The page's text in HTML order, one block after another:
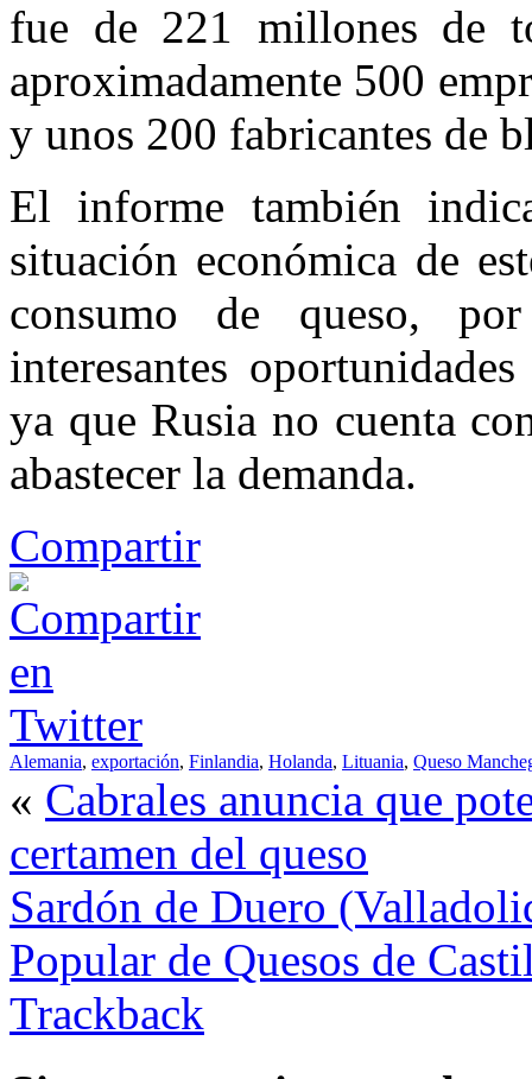
fue de 221 millones de
aproximadamente 500
y unos 200 fabricantes de
El informe también
situación económica de
consumo de queso,
interesantes
ya que Rusia no cuenta
abastecer la demanda.
Compartir
Alemania, exportación, Finlandia, Holanda, Lituania, Queso
« Cabrales anuncia que
certamen del queso
Sardón de Duero
Popular de Quesos de
Trackback